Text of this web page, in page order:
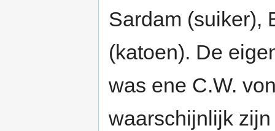
Sardam (suiker),
(katoen). De
was ene C.W.
waarschijnlijk